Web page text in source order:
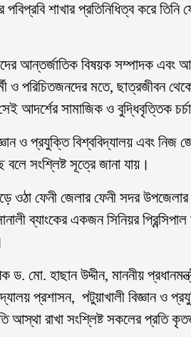
শাখার প্রতিনিধিত্ব করে তিনি
আন্তর্জাতিক বিষয়ক সম্পাদক এবং
ও পরিচিতজনদের মতে, ছাত্রজীবন
আদর্শের সামাজিক ও বুদ্ধিবৃত্তিক
ও প্রযুক্তি বিশ্ববিদ্যালয় এবং নিজ
সংশ্লিষ্ট সূত্রে জানা যায়।
ওঠা ফেনী জেলার ফেনী সদর উপজেলার
ব্যাংকের একজন সিনিয়র
মো. হাছান উদ্দীন, মাননীয়
প্রশাসন, পটুয়াখালী বিজ্ঞান ও
আস্থা রাখা সংশ্লিষ্ট সকলের প্রতি